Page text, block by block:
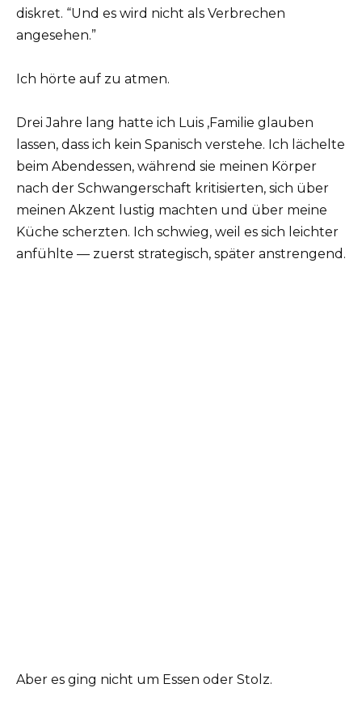
diskret. “Und es wird nicht als Verbrechen
angesehen.”
Ich hörte auf zu atmen.
Drei Jahre lang hatte ich Luis ‚Familie glauben
lassen, dass ich kein Spanisch verstehe. Ich lächelte
beim Abendessen, während sie meinen Körper
nach der Schwangerschaft kritisierten, sich über
meinen Akzent lustig machten und über meine
Küche scherzten. Ich schwieg, weil es sich leichter
anfühlte — zuerst strategisch, später anstrengend.
Aber es ging nicht um Essen oder Stolz.